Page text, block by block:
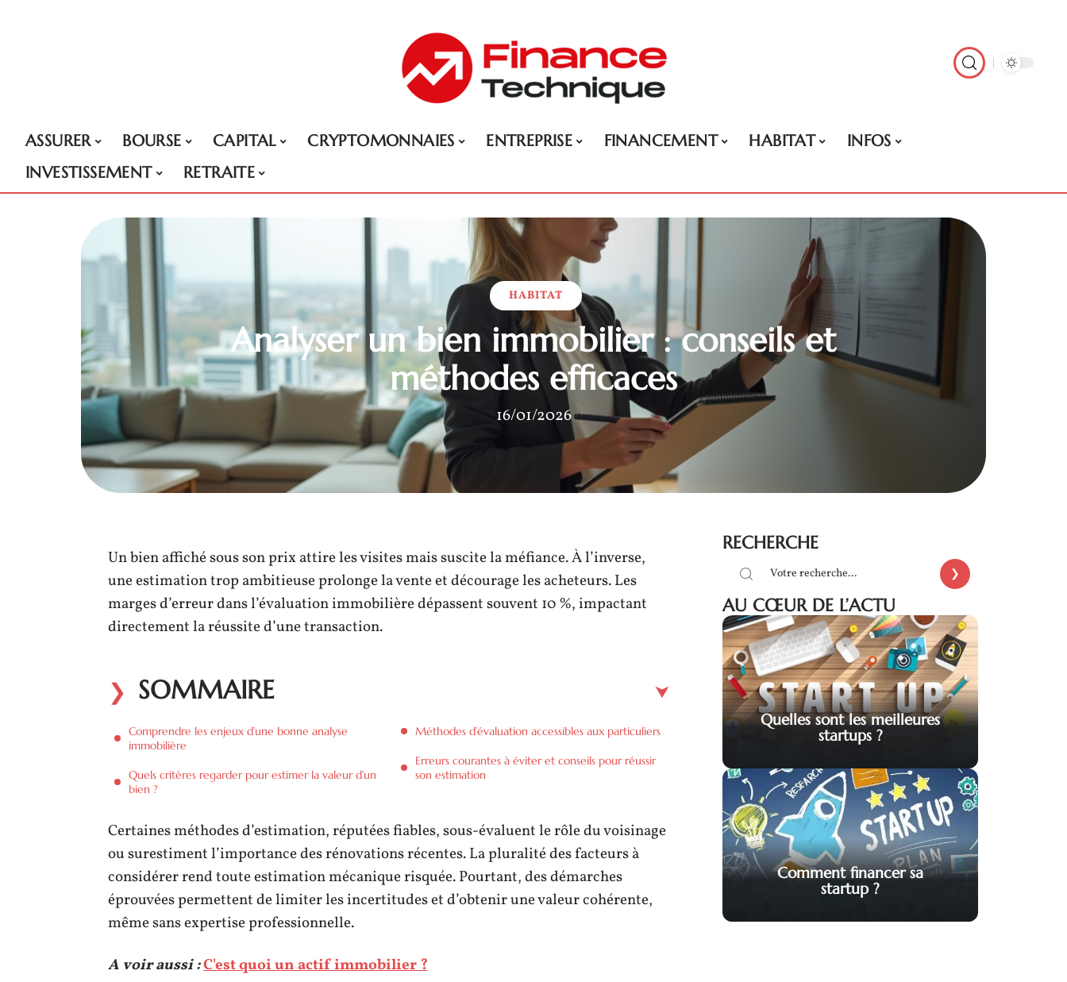
ASSURER BOURSE CAPITAL CRYPTOMONNAIES ENTREPRISE FINANCEMENT HABITAT
INFOS
INVESTISSEMENT
RETRAITE
HABITAT
Analyser un bien immobilier : conseils et
méthodes efficaces
16/01/2026
Un bien affiché sous son prix attire les visites mais suscite la méfiance. À l’inverse,
une estimation trop ambitieuse prolonge la vente et décourage les acheteurs. Les
marges d’erreur dans l’évaluation immobilière dépassent souvent 10 %, impactant
directement la réussite d’une transaction.
SOMMAIRE
Comprendre les enjeux d’une bonne analyse
immobilière
Quels critères regarder pour estimer la valeur d’un
bien ?
Méthodes d’évaluation accessibles aux particuliers
Erreurs courantes à éviter et conseils pour réussir
son estimation
Certaines méthodes d’estimation, réputées fiables, sous-évaluent le rôle du voisinage
ou surestiment l’importance des rénovations récentes. La pluralité des facteurs à
considérer rend toute estimation mécanique risquée. Pourtant, des démarches
éprouvées permettent de limiter les incertitudes et d’obtenir une valeur cohérente,
même sans expertise professionnelle.
A voir aussi :C'est quoi un actif immobilier ?
RECHERCHE
AU CŒUR DE L’ACTU
Quelles sont les meilleures
startups ?
Comment financer sa
startup ?